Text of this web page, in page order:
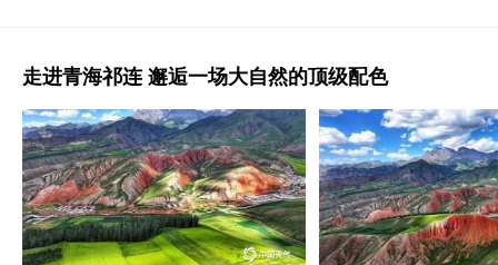
走进青海祁连 邂逅一场大自然的顶级配色